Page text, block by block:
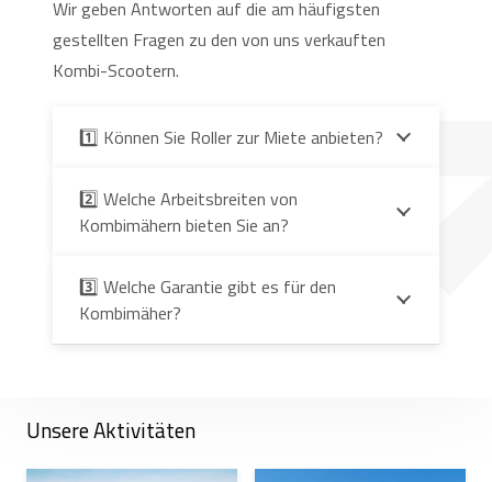
Wir geben Antworten auf die am häufigsten
gestellten Fragen zu den von uns verkauften
Kombi-Scootern.
1️⃣ Können Sie Roller zur Miete anbieten?
2️⃣ Welche Arbeitsbreiten von
Kombimähern bieten Sie an?
3️⃣ Welche Garantie gibt es für den
Kombimäher?
Unsere Aktivitäten